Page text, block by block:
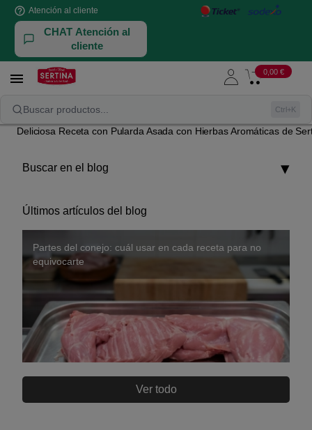
help_outline Atención al cliente
CHAT Atención al
cliente
 0,00 €
Buscar productos... Ctrl+K
Blog
Productos
Deliciosa Receta con Pularda Asada con Hierbas Aromáticas de
Buscar en el blog
Últimos artículos del blog
La guía definitiva para elegir el ave perfecta en Navidad
Partes del conejo: cuál usar en cada receta para no
equivocarte
Capón, pularda o pavo en Navidad: cómo elegir bien y
Cómo influye la alimentación del pollo en su sabor
Ver todo